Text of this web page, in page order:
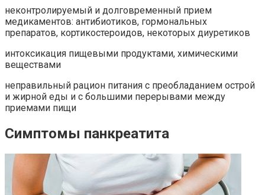
неконтролируемый и долговременный прием
медикаментов: антибиотиков, гормональных
препаратов, кортикостероидов, некоторых диуретиков
интоксикация пищевыми продуктами, химическими
веществами
неправильный рацион питания с преобладанием острой
и жирной еды и с большими перерывами между
приемами пищи
Симптомы панкреатита